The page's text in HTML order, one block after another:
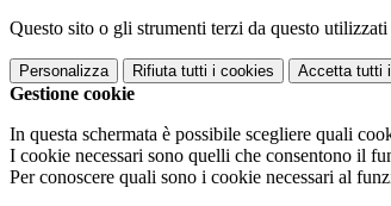
Questo sito o gli strumenti terzi da questo
Personalizza Rifiuta tutti i cookies Accetta tutti
Gestione cookie
In questa schermata è possibile scegliere quali
I cookie necessari sono quelli che consentono il
Per conoscere quali sono i cookie necessari al